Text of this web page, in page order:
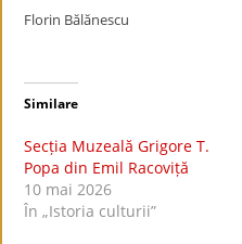
Florin Bălănescu
Similare
Secția Muzeală Grigore T.
Popa din Emil Racoviță
10 mai 2026
În „Istoria culturii”